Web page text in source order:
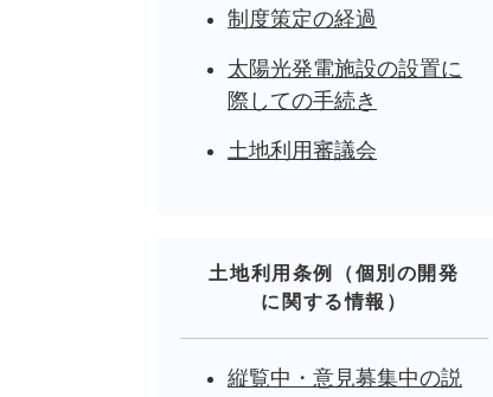
制度策定の経過
太陽光発電施設の設置に
際しての手続き
土地利用審議会
土地利用条例（個別の開発
に関する情報）
縦覧中・意見募集中の説